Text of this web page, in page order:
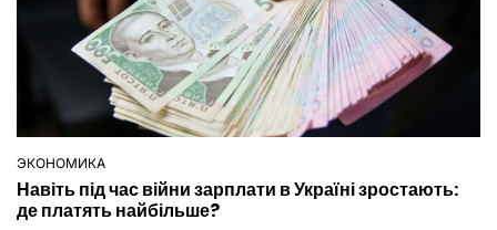
ОПУБЛІКУВАТИ
У
ЭКОНОМИКА
Навіть під час війни зарплати в Україні зростають:
де платять найбільше?